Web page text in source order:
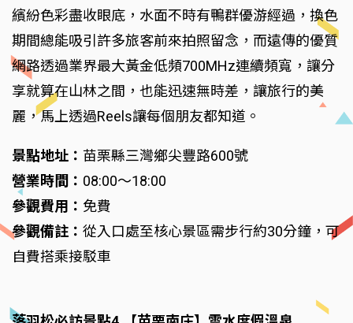
繽紛色彩盡收眼底，水面不時有鴨群優游經過，換色
期間總能吸引許多旅客前來拍照留念，而遠傳的優質
網路透過業界最大黃金低頻700MHz連續頻寬，讓分
享就算在山林之間，也能迅速無時差，讓旅行的美
麗，馬上透過Reels讓每個朋友都知道。
景點地址： 苗栗縣三灣鄉尖豐路600號
營業時間： 08:00～18:00
參觀費用： 免費
參觀備註： 從入口處至核心景區需步行約30分鐘，可
自費搭乘接駁車